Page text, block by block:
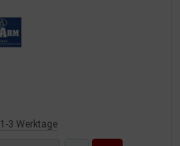
1-3 Werktage